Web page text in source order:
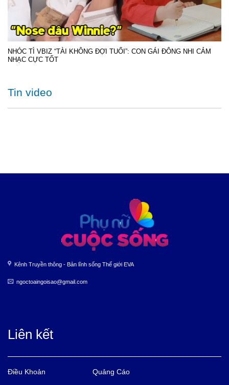
NHÓC TÌ VBIZ “TÀI KHÔNG ĐỢI TUỔI”: CON GÁI ĐÔNG NHI CẢM
NHẠC CỰC TỐT
Tin video
Kênh Truyền thông - Bản lĩnh sống Thế giới EVA
ngoctoaingoisao@gmail.com
Liên kết
Điều Khoản Quảng Cáo